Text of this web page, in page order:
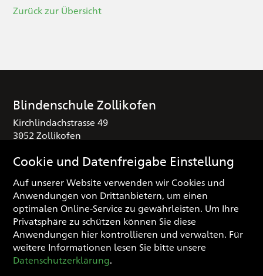
Zurück zur Übersicht
Blindenschule Zollikofen
Kirchlindachstrasse 49
3052 Zollikofen
sekretariat
blindenschule.ch
Spendenkonto
IBAN: CH03 0900 0000 3000 0974 3
Impressum
Cookie und Datenfreigabe Einstellung
Auf unserer Website verwenden wir Cookies und
Anwendungen von Drittanbietern, um einen
optimalen Online-Service zu gewährleisten. Um Ihre
Privatsphäre zu schützen können Sie diese
Anwendungen hier kontrollieren und verwalten. Für
weitere Informationen lesen Sie bitte unsere
Datenschutzerklärung.